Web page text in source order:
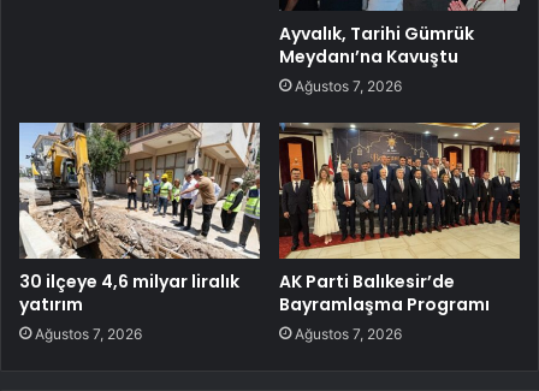
Ayvalık, Tarihi Gümrük
Meydanı’na Kavuştu
Ağustos 7, 2026
30 ilçeye 4,6 milyar liralık
yatırım
Ağustos 7, 2026
AK Parti Balıkesir’de
Bayramlaşma Programı
Ağustos 7, 2026